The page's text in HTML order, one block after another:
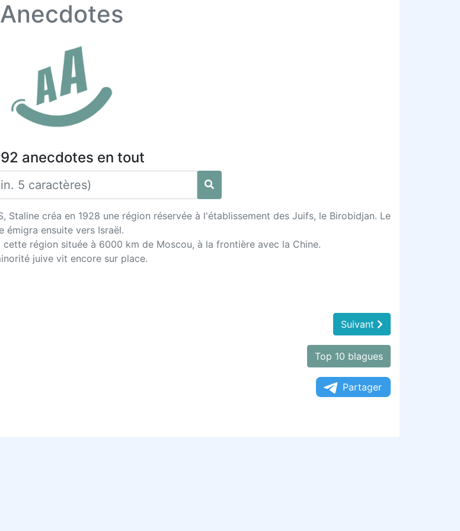
Anecdotes
anecdotes en tout
Staline créa en 1928 une région réservée à l'établissement des Juifs, le Birobidjan. Le
ensuite vers Israël.
région située à 6000 km de Moscou, à la frontière avec la Chine.
juive vit encore sur place.
Suivant
Top 10 blagues
Partager